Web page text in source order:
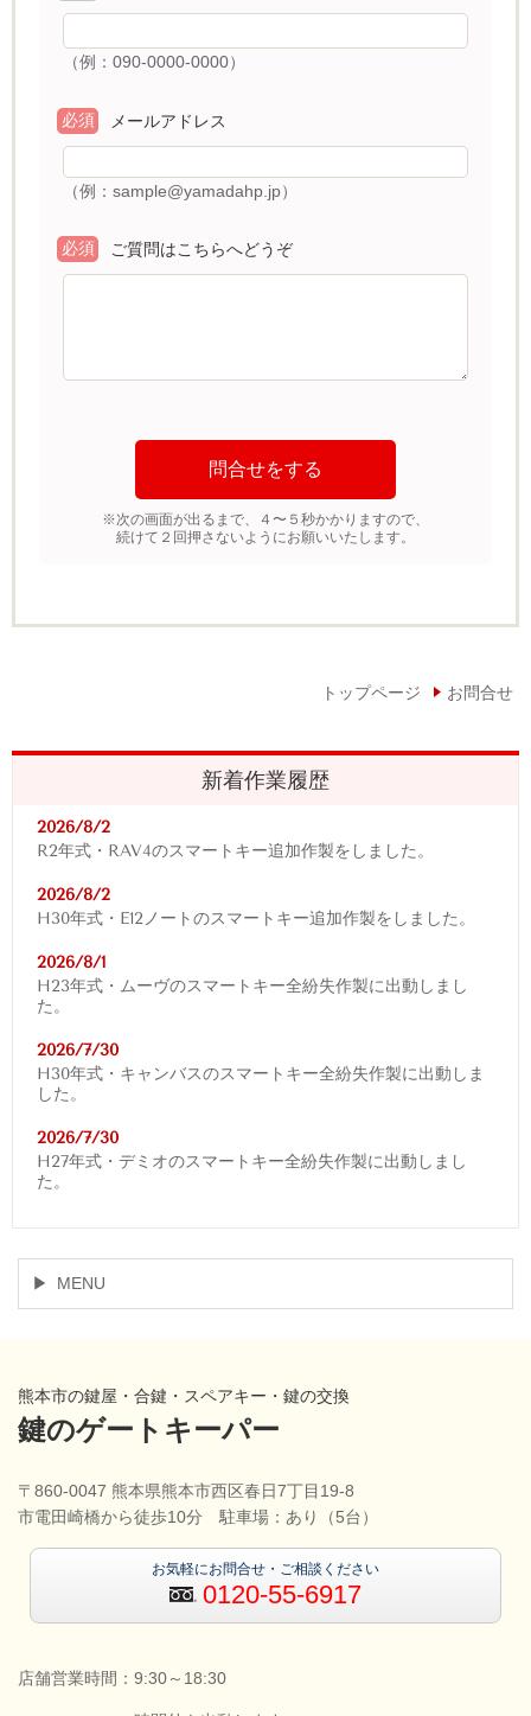
（例：090-0000-0000）
メールアドレス
必須
（例：sample@yamadahp.jp）
ご質問はこちらへどうぞ
必須
※次の画面が出るまで、４〜５秒かかりますので、
続けて２回押さないようにお願いいたします。
トップページ お問合せ
新着作業履歴
2026/8/2
R2年式・RAV4のスマートキー追加作製をしました。
2026/8/2
H30年式・E12ノートのスマートキー追加作製をしました。
2026/8/1
H23年式・ムーヴのスマートキー全紛失作製に出動しまし
た。
2026/7/30
H30年式・キャンバスのスマートキー全紛失作製に出動しま
した。
2026/7/30
H27年式・デミオのスマートキー全紛失作製に出動しまし
た。
MENU
熊本市の鍵屋・合鍵・スペアキー・鍵の交換
鍵のゲートキーパー
〒860-0047 熊本県熊本市西区春日7丁目19-8
市電田崎橋から徒歩10分 駐車場：あり（5台）
お気軽にお問合せ・ご相談ください
0120-55-6917
店舗営業時間：9:30～18:30